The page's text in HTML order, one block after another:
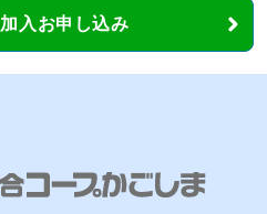
入お申し込み